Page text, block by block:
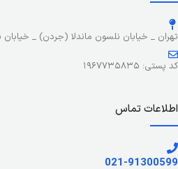
تهران _ خیابان نلسون ماندلا (جردن) _ خیابان سلطانی
کد پستی: ۱۹۶۷۷۳۵۸۳۵
اطلاعات تماس
021-91300599